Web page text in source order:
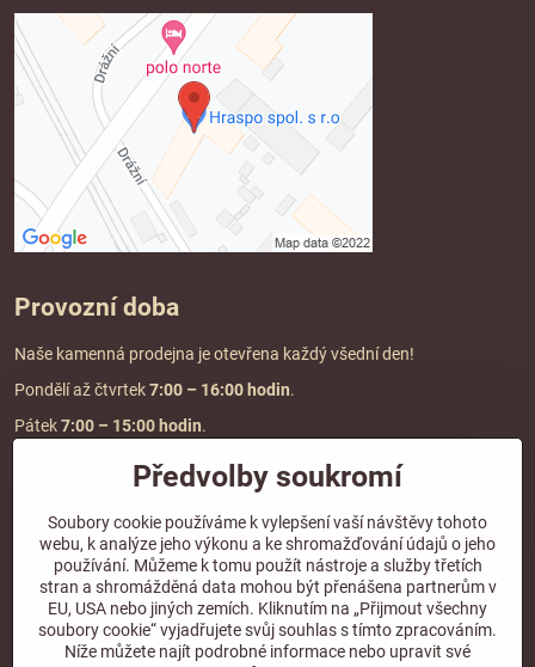
Provozní doba
Naše kamenná prodejna je otevřena každý všední den!
Pondělí až čtvrtek7:00 – 16:00 hodin.
Pátek7:00 – 15:00 hodin.
Doprava a platba
DOPRAVA ZDARMA
při objednávce nad2000 Kč vč. DPH.
*Nevztahuje se na paletovou přepravu.
Předvolby soukromí
Soubory cookie používáme k vylepšení vaší návštěvy tohoto
webu, k analýze jeho výkonu a ke shromažďování údajů o jeho
používání. Můžeme k tomu použít nástroje a služby třetích
stran a shromážděná data mohou být přenášena partnerům v
EU, USA nebo jiných zemích. Kliknutím na „Přijmout všechny
soubory cookie“ vyjadřujete svůj souhlas s tímto zpracováním.
Níže můžete najít podrobné informace nebo upravit své